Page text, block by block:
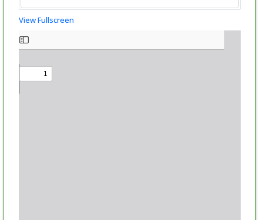
View Fullscreen
to
PDF
content